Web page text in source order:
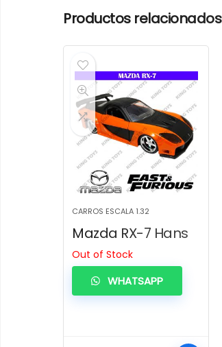
Productos relacionados
CARROS ESCALA 1.32
Mazda RX-7 Hans
Out of Stock
WHATSAPP